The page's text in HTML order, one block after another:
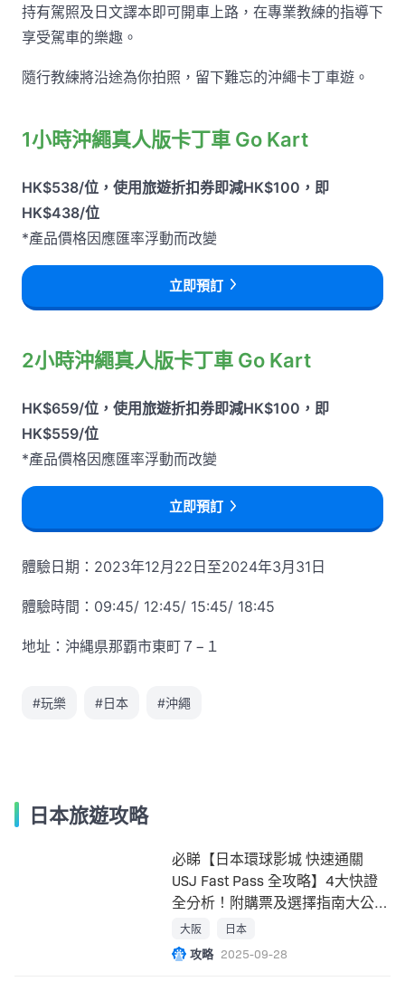
持有駕照及日文譯本即可開車上路，在專業教練的指導下
享受駕車的樂趣。
隨行教練將沿途為你拍照，留下難忘的沖繩卡丁車遊。
1小時沖繩真人版卡丁車 Go Kart
HK$538/位，使用旅遊折扣券即減HK$100，即
HK$438/位
*產品價格因應匯率浮動而改變
立即預訂
2小時沖繩真人版卡丁車 Go Kart
HK$659/位，使用旅遊折扣券即減HK$100，即
HK$559/位
*產品價格因應匯率浮動而改變
立即預訂
體驗日期：2023年12月22日至2024年3月31日
體驗時間：09:45/ 12:45/ 15:45/ 18:45
地址：沖縄県那覇市東町７−１
#玩樂 #日本 #沖繩
日本旅遊攻略
必睇【日本環球影城 快速通關
USJ Fast Pass 全攻略】4大快證
全分析！附購票及選擇指南大公
開！
大阪 日本
攻略 2025-09-28